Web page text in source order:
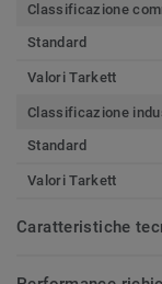
Classificazione
Standard
Valori Tarkett
Classificazione
Standard
Valori Tarkett
Caratteristiche